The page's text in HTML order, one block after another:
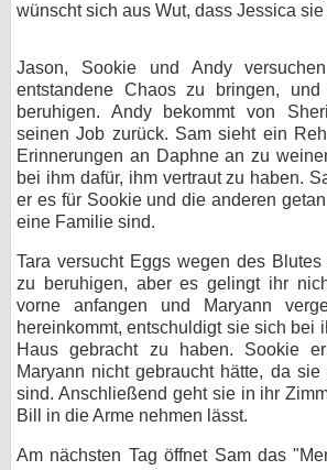
wünscht sich aus Wut, dass Jessica
Jason, Sookie und Andy
entstandene Chaos zu bringen,
beruhigen. Andy bekommt von
seinen Job zurück. Sam sieht ein
Erinnerungen an Daphne an zu
bei ihm dafür, ihm vertraut zu haben.
er es für Sookie und die anderen
eine Familie sind.
Tara versucht Eggs wegen des
zu beruhigen, aber es gelingt ihr
vorne anfangen und Maryann
hereinkommt, entschuldigt sie sich bei
Haus gebracht zu haben. Sookie
Maryann nicht gebraucht hätte, da
sind. Anschließend geht sie in ihr
Bill in die Arme nehmen lässt.
Am nächsten Tag öffnet Sam das